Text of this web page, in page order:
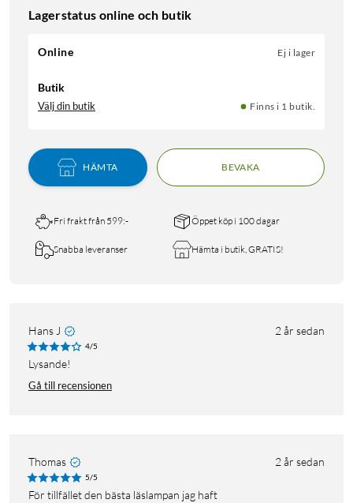
Lagerstatus online och butik
Online Ej i lager
Butik
Välj din butik Finns i 1 butik.
HÄMTA BEVAKA
Fri frakt från 599:- Öppet köp i 100 dagar
Snabba leveranser Hämta i butik, GRATIS!
Hans J 2 år sedan
4/5
Lysande!
Gå till recensionen
Thomas 2 år sedan
5/5
För tillfället den bästa läslampan jag haft